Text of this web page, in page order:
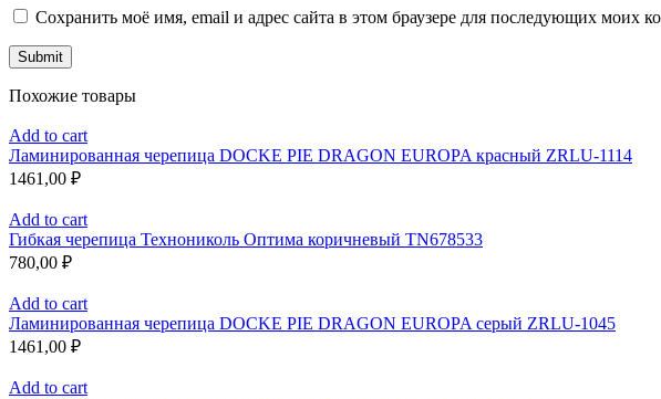
Сохранить моё имя, email и адрес сайта в этом браузере для последующих моих
Похожие товары
Add to cart
Ламинированная черепица DOCKE PIE DRAGON EUROPA красный ZRLU-1114
1461,00 ₽
Add to cart
Гибкая черепица Технониколь Оптима коричневый TN678533
780,00 ₽
Add to cart
Ламинированная черепица DOCKE PIE DRAGON EUROPA серый ZRLU-1045
1461,00 ₽
Add to cart